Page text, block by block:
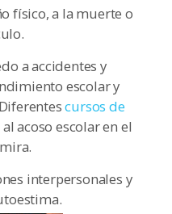
físico, a la muerte o
a accidentes y
escolar y
cursos de
acoso escolar en el
interpersonales y